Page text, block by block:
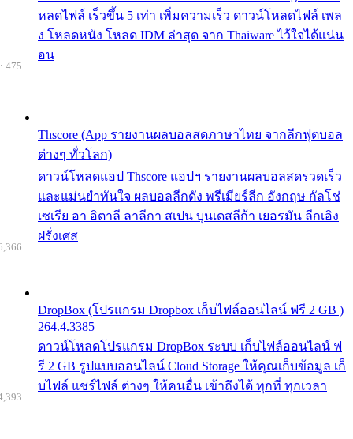
หลดไฟล์ เร็วขึ้น 5 เท่า เพิ่มความเร็ว ดาวน์โหลดไฟล์ เพล
ง โหลดหนัง โหลด IDM ล่าสุด จาก Thaiware ไว้ใจได้แน่น
อน
Thscore (App รายงานผลบอลสดภาษาไทย จากลีกฟุตบอล
ต่างๆ ทั่วโลก)
ดาวน์โหลดแอป Thscore แอปฯ รายงานผลบอลสดรวดเร็ว
และแม่นยำทันใจ ผลบอลลีกดัง พรีเมียร์ลีก อังกฤษ กัลโช่
เซเรีย อา อิตาลี ลาลีกา สเปน บุนเดสลีก้า เยอรมัน ลีกเอิง
ฝรั่งเศส
475
DropBox (โปรแกรม Dropbox เก็บไฟล์ออนไลน์ ฟรี 2 GB )
264.4.3385
ดาวน์โหลดโปรแกรม DropBox ระบบ เก็บไฟล์ออนไลน์ ฟ
รี 2 GB รูปแบบออนไลน์ Cloud Storage ให้คุณเก็บข้อมูล เก็
บไฟล์ แชร์ไฟล์ ต่างๆ ให้คนอื่น เข้าถึงได้ ทุกที่ ทุกเวลา